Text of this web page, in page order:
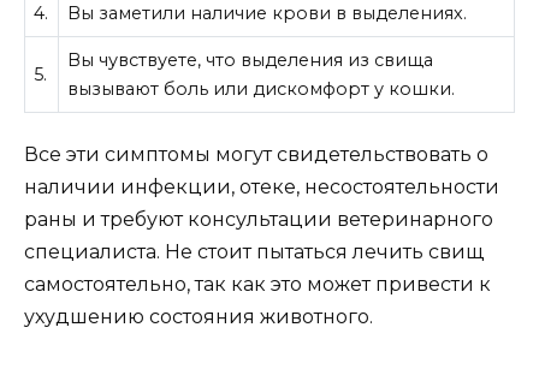
4. Вы заметили наличие крови в выделениях.
5.
Вы чувствуете, что выделения из свища
вызывают боль или дискомфорт у кошки.
Все эти симптомы могут свидетельствовать о
наличии инфекции, отеке, несостоятельности
раны и требуют консультации ветеринарного
специалиста. Не стоит пытаться лечить свищ
самостоятельно, так как это может привести к
ухудшению состояния животного.